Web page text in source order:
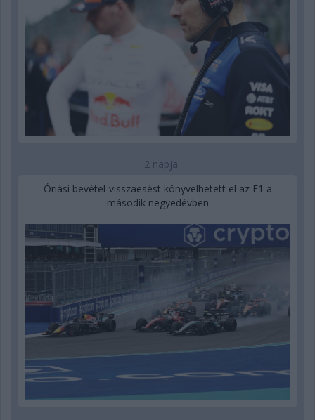
2 napja
Óriási bevétel-visszaesést könyvelhetett el az F1 a
második negyedévben